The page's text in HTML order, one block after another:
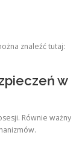
znaleźć tutaj:
w
Równie ważny